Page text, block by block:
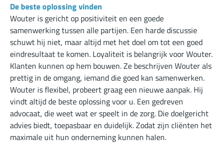
De beste oplossing vinden
Wouter is gericht op positiviteit en een goede
samenwerking tussen alle partijen. Een harde discussie
schuwt hij niet, maar altijd met het doel om tot een goed
eindresultaat te komen. Loyaliteit is belangrijk voor Wouter.
Klanten kunnen op hem bouwen. Ze beschrijven Wouter als
prettig in de omgang, iemand die goed kan samenwerken.
Wouter is flexibel, probeert graag een nieuwe aanpak. Hij
vindt altijd de beste oplossing voor u. Een gedreven
advocaat, die weet wat er speelt in de zorg. Die doelgericht
advies biedt, toepasbaar en duidelijk. Zodat zijn cliënten het
maximale uit hun onderneming kunnen halen.